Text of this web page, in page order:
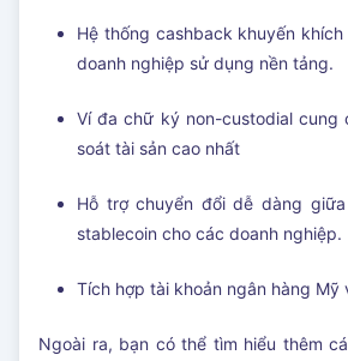
Hệ thống cashback khuyến
doanh nghiệp sử dụng nền tảng.
Ví đa chữ ký non-custodial cung
soát tài sản cao nhất
Hỗ trợ chuyển đổi dễ dàng
stablecoin cho các doanh nghiệp.
Tích hợp tài khoản ngân hàng Mỹ
Ngoài ra, bạn có thể tìm hiểu thêm